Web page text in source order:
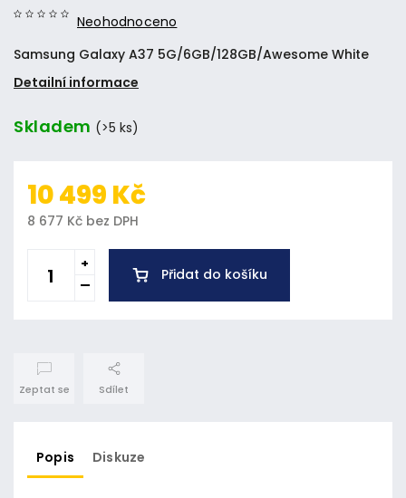
Neohodnoceno
Samsung Galaxy A37 5G/6GB/128GB/Awesome White
Detailní informace
Skladem (>5 ks)
10 499 Kč
8 677 Kč bez DPH
Přidat do košíku
Zeptat se Sdílet
Popis Diskuze